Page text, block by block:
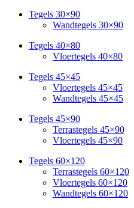
Tegels 30×90
Wandtegels 30×90
Tegels 40×80
Vloertegels 40×80
Tegels 45×45
Vloertegels 45×45
Wandtegels 45×45
Tegels 45×90
Terrastegels 45×90
Vloertegels 45×90
Tegels 60×120
Terrastegels 60×120
Vloertegels 60×120
Wandtegels 60×120